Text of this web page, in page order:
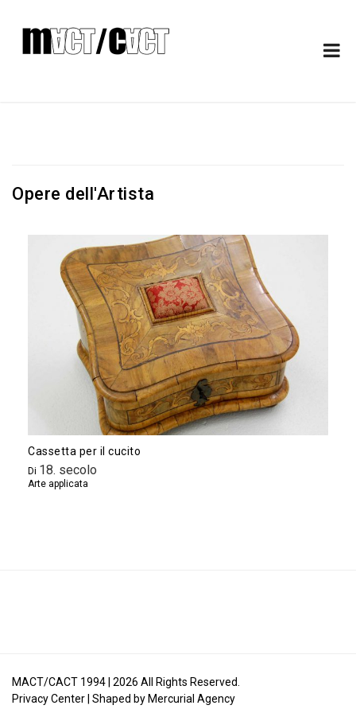
Opere dell'Artista
Cassetta per il cucito
Di 18. secolo
Arte applicata
MACT/CACT 1994 | 2026 All Rights Reserved.
Privacy Center| Shaped byMercurial Agency